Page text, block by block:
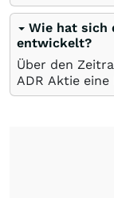
Wie hat sich
entwickelt?
Über den
ADR Aktie